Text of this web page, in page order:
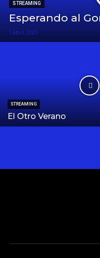
STREAMING
Esperando al
1 abril, 2021
STREAMING
El Otro Verano